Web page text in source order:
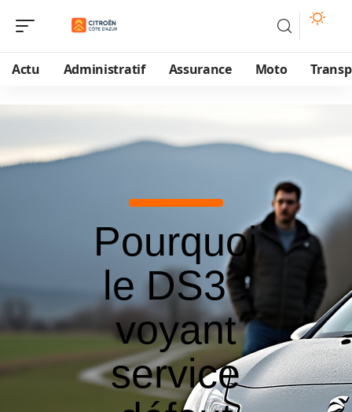
Actu Administratif Assurance Moto
Pourquoi
le DS3 :
voyant
service